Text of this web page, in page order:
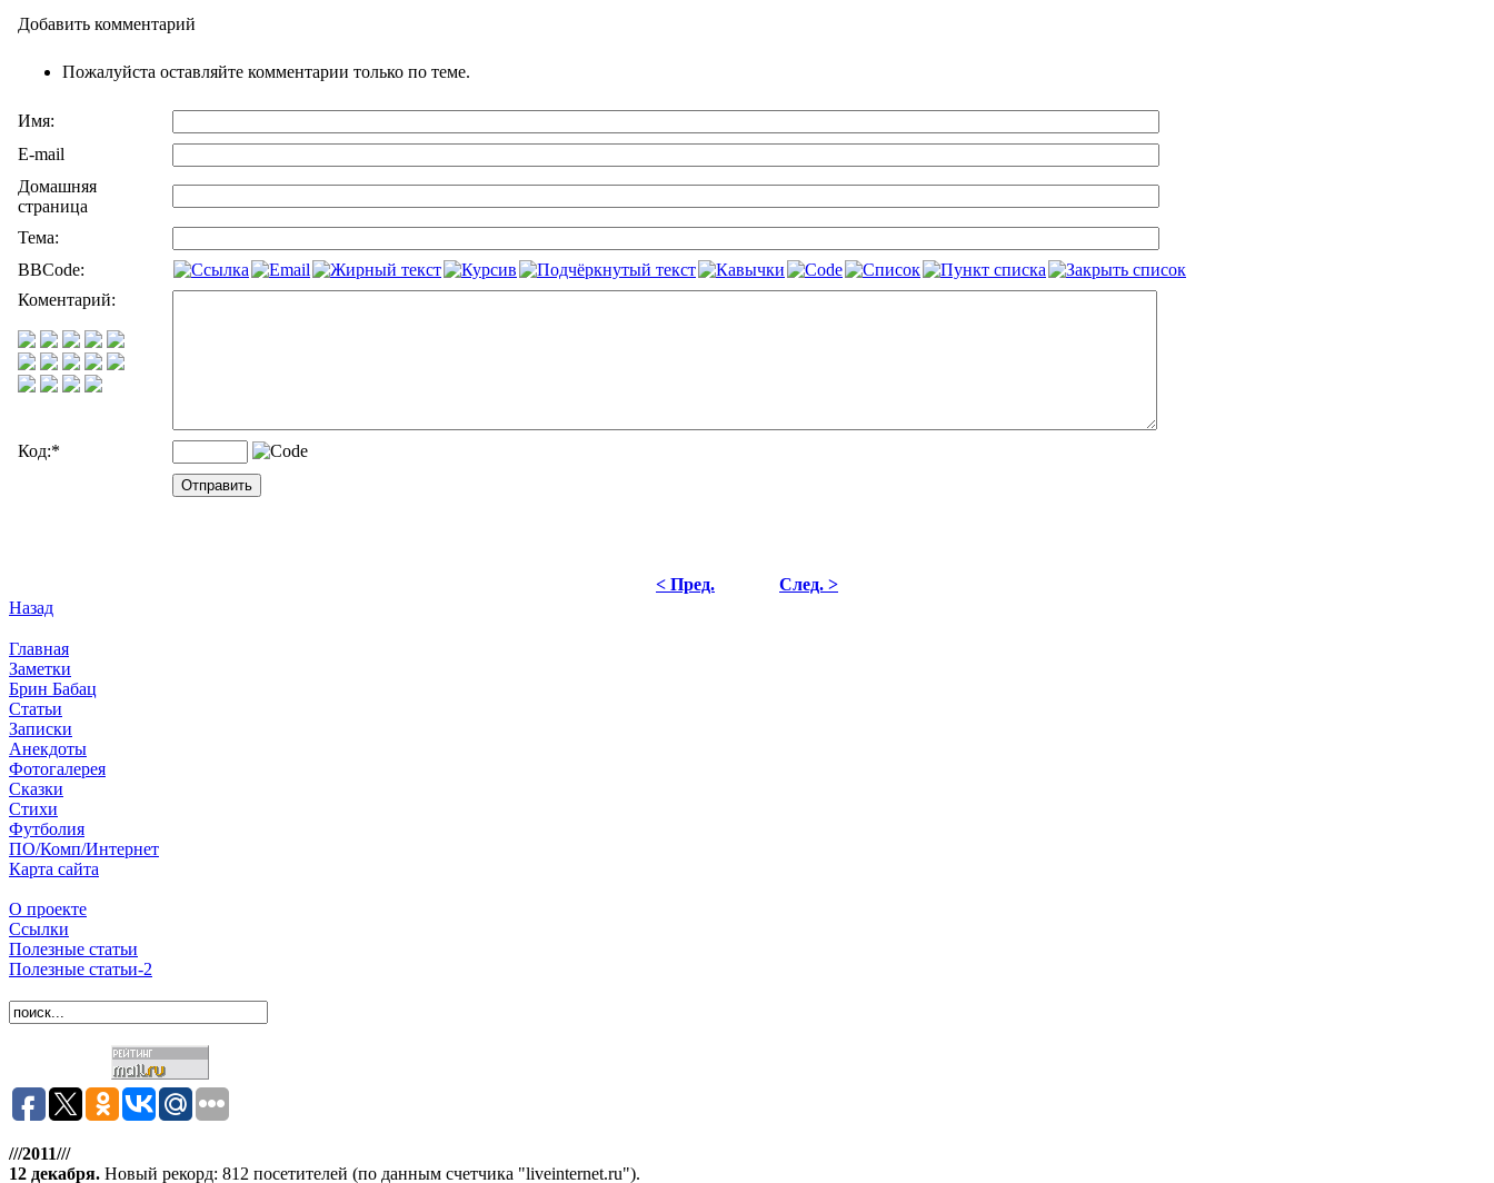
Добавить комментарий
Пожалуйста оставляйте комментарии только по теме.
Имя:
E-mail
Домашняя
страница
Тема:
BBCode:
Коментарий:
Код:*
< Пред.
След. >
Назад
Главная
Заметки
Брин Бабац
Статьи
Записки
Анекдоты
Фотогалерея
Сказки
Стихи
Футболия
ПО/Комп/Интернет
Карта сайта
О проекте
Ссылки
Полезные статьи
Полезные статьи-2
///2011///
12 декабря. Новый рекорд: 812 посетителей (по данным счетчика "liveinternet.ru").